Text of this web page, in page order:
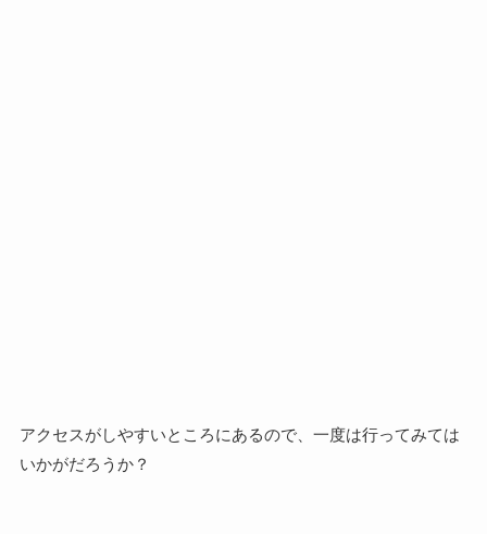
アクセスがしやすいところにあるので、一度は行ってみては
いかがだろうか？